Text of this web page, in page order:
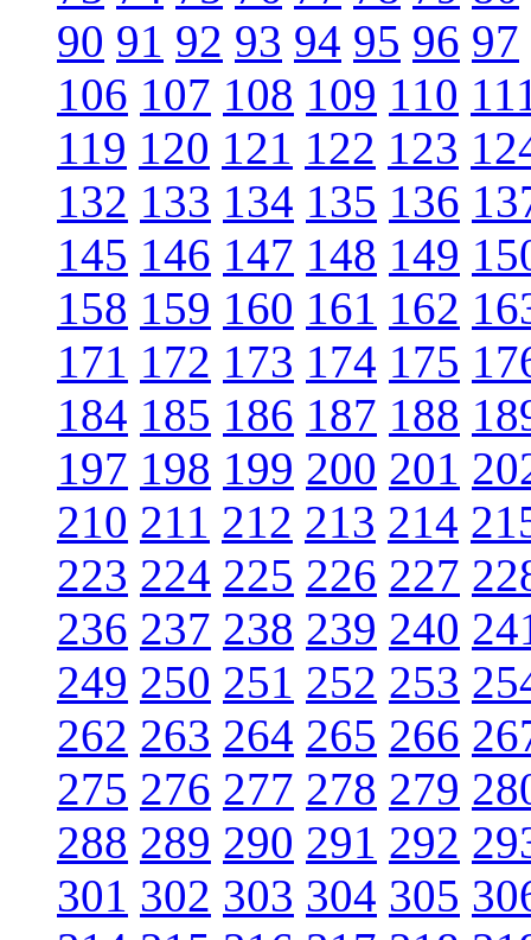
90 91 92 93 94 95 96 97
106 107 108 109 110
119 120 121 122 123
132 133 134 135 136
145 146 147 148 149
158 159 160 161 162
171 172 173 174 175
184 185 186 187 188
197 198 199 200 201
210 211 212 213 214
223 224 225 226 227
236 237 238 239 240
249 250 251 252 253
262 263 264 265 266
275 276 277 278 279
288 289 290 291 292
301 302 303 304 305